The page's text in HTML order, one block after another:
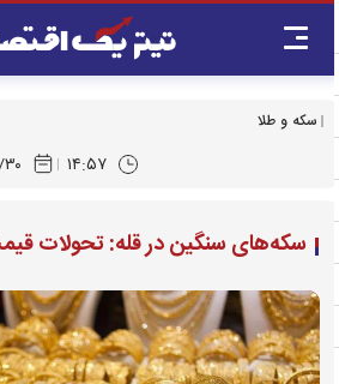
سکه و طلا
۱۴:۵۷
سکه‌های سنگین در قله: تحولات قیمت طلا